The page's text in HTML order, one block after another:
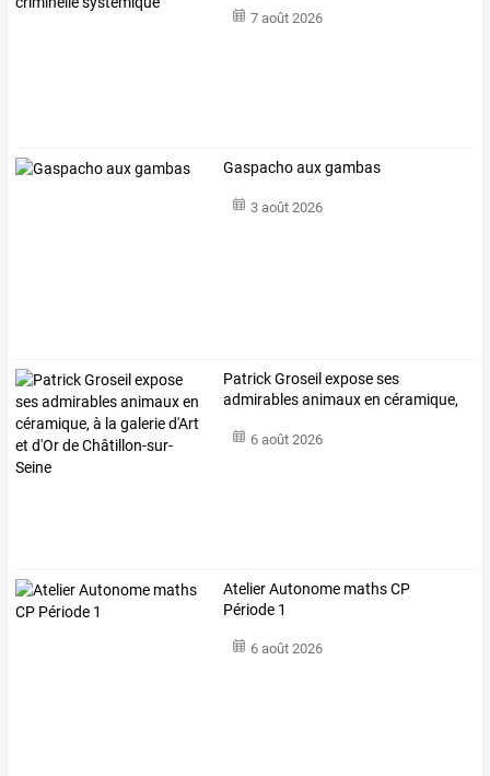
7 août 2026
Gaspacho aux gambas
3 août 2026
PatrickGroseil exposeses
admirablesanimauxen céramique,
6 août 2026
Atelier Autonome maths CP
Période 1
6 août 2026